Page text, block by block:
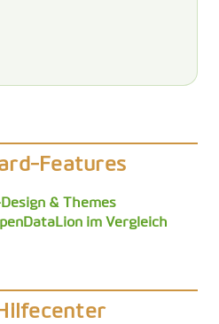
Features
& Themes
DataLion im Vergleich